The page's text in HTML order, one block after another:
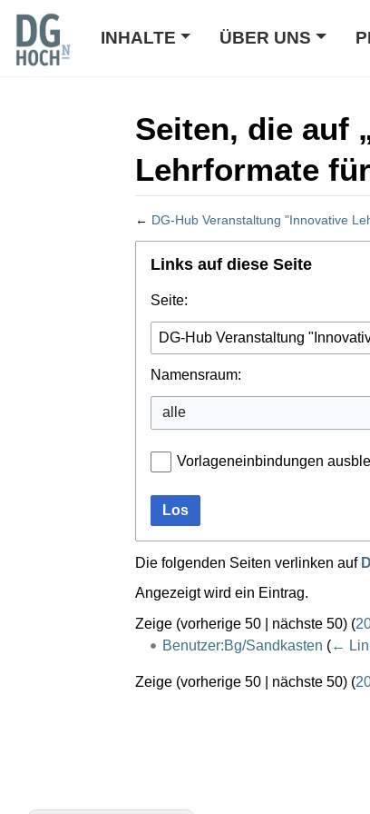
INHALTE ÜBER UNS
Seiten, die auf
Lehrformate
← DG-Hub Veranstaltung "Innovative
Wechseln zu:Navigation,Suche
Links auf diese Seite
Seite:
Namensraum:
Vorlageneinbindungen
Los
Die folgenden Seiten verlinken auf
Angezeigt wird ein Eintrag.
Zeige (vorherige 50 nächste 50) (
Benutzer:Bg/Sandkasten (←
Zeige (vorherige 50 nächste 50) (